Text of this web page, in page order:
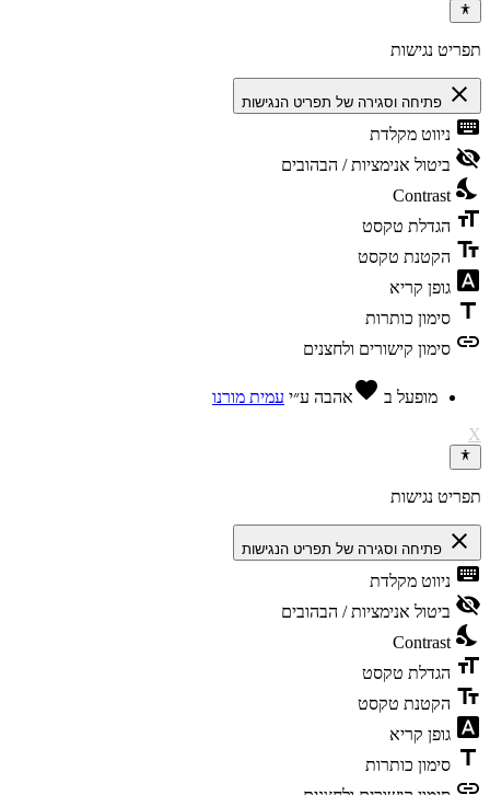
תפריט נגישות
close פתיחה וסגירה של תפריט הנגישות
keyboard ניווט מקלדת
visibility_off ביטול אנימציות / הבהובים
nights_stay
Contrast
format_size הגדלת טקסט
text_fields הקטנת טקסט
font_download גופן קריא
title סימון כותרות
link סימון קישורים ולחצנים
מופעל ב favoriteאהבה ע״י עמית מורנו
X
תפריט נגישות
close פתיחה וסגירה של תפריט הנגישות
keyboard ניווט מקלדת
visibility_off ביטול אנימציות / הבהובים
nights_stay
Contrast
format_size הגדלת טקסט
text_fields הקטנת טקסט
font_download גופן קריא
title סימון כותרות
link